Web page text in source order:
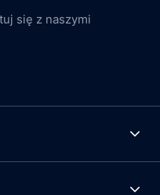
się z naszymi